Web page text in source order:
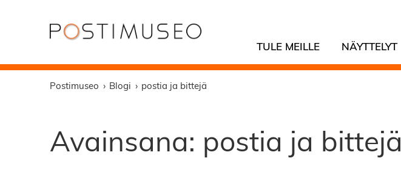
TULE MEILLE NÄYTTELYT
Postimuseo Blogi postia ja bittejä
Avainsana: postia ja bittejä